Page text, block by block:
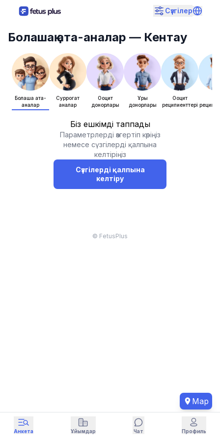
Сүзгілер
Болашақ ата-аналар — Кентау
Болашақ ата-
аналар
Суррогат
аналар
Ооцит
донорлары
Ұрық
донорлары
Ооцит
реципиенттері
Біз ешкімді таппадық
Параметрлерді өзгертіп көріңіз
немесе сүзгілерді қалпына
келтіріңіз
Сүзгілерді қалпына
келтіру
© FetusPlus
Map
Анкета Ұйымдар Чат Профиль